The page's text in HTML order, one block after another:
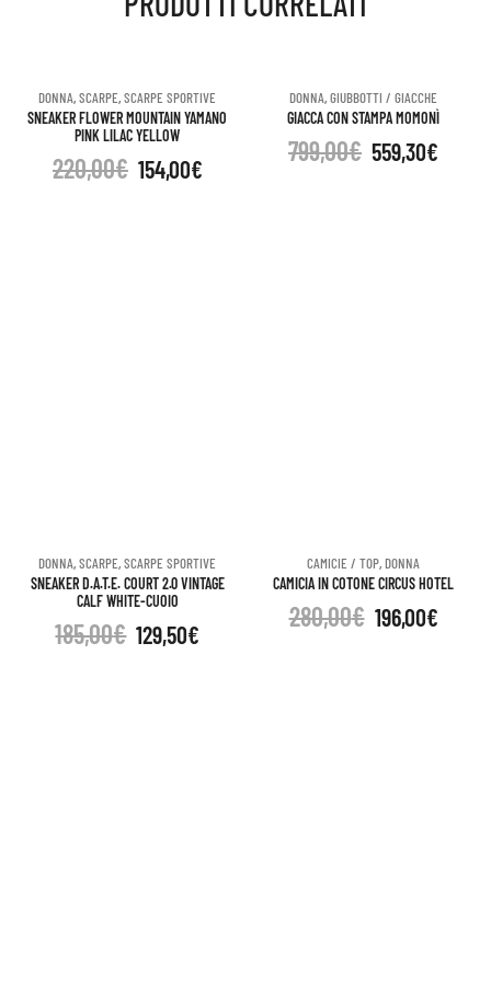
quantità
DONNA,SCARPE,SCARPE SPORTIVE
SNEAKER FLOWER MOUNTAIN YAMANO
PINK LILAC YELLOW
220,00€ 154,00€
DONNA,GIUBBOTTI / GIACCHE
GIACCA CON STAMPA MOMONÌ
799,00€ 559,30€
DONNA,SCARPE,SCARPE SPORTIVE
SNEAKER D.A.T.E. COURT 2.0 VINTAGE
CALF WHITE-CUOIO
185,00€ 129,50€
CAMICIE / TOP,DONNA
CAMICIA IN COTONE CIRCUS HOTEL
280,00€ 196,00€